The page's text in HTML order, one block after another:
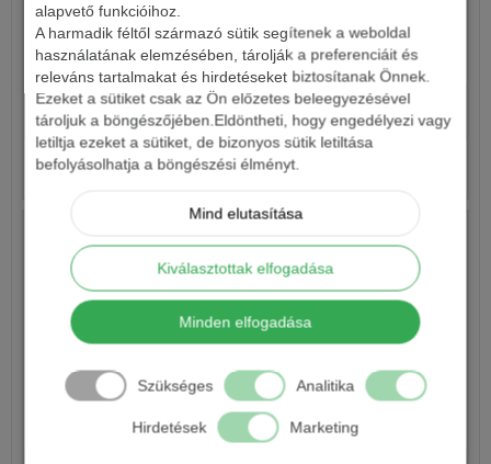
alapvető funkcióihoz.
A harmadik féltől származó sütik segítenek a weboldal
használatának elemzésében, tárolják a preferenciáit és
releváns tartalmakat és hirdetéseket biztosítanak Önnek.
Ezeket a sütiket csak az Ön előzetes beleegyezésével
tároljuk a böngészőjében.Eldöntheti, hogy engedélyezi vagy
letiltja ezeket a sütiket, de bizonyos sütik letiltása
befolyásolhatja a böngészési élményt.
Mind elutasítása
Kiválasztottak elfogadása
Minden elfogadása
Szükséges Analitika
Hirdetések Marketing
WIZARD CATFISH ZSUGORCSŐ FEKETE
790 Ft
Részletek
KOÓS CATFISH SZILIKONCSŐ